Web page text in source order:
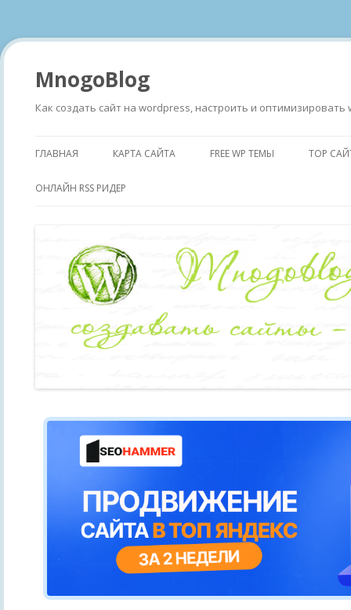
MnogoBlog
Как создать сайт на wordpress, настроить и оптимизировать
ГЛАВНАЯ КАРТА САЙТА FREE WP ТЕМЫ TOP
ОНЛАЙН RSS РИДЕР